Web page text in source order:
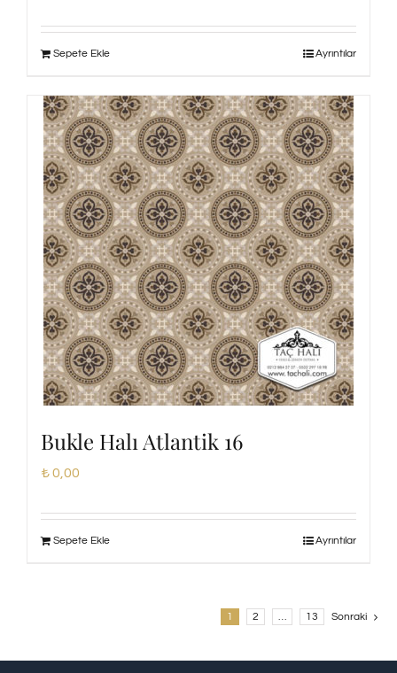
Sepete Ekle Ayrıntılar
Bukle Halı Atlantik 16
₺0,00
Sepete Ekle Ayrıntılar
1 2 … 13 Sonraki